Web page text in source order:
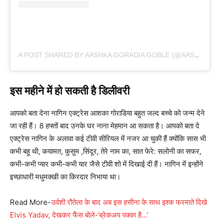
A POST SHARED BY AASHKA GORADIA GOBLE (@AASHKAGORADIA)
इस महीने में हो सकती है डिलीवरी
आपको बता देना नागिन एक्ट्रेस आशका गोराडिया बहुत जल्द बच्चे को जन्म देने
जा रही हैं। 8 हफ्तों बाद उनके घर नाना मेहमान आ सकता है। आपको बता दे
एक्ट्रेस नागिन के अलावा कई टीवी सीरियल में नजर आ चुकी हैं क्योंकि सास भी
कभी बहू थी, कयामत, कुसुम ,सिंदूर, तेरे नाम का, सात फेरे: सलोनी का सफर,
कभी-कभी प्यार कभी-कभी यार जैसे टीवी शो में दिखाई दी हैं। नागिन में इन्होंने
इच्छाधारी मधुमक्खी का किरदार निभाया था।
Read More-उर्वशी रौतेला के बाद अब इस हसीना के साथ इश्क फरमाते दिखे‌
Elvis Yadav, देखकर फैंस बोले-‘ब्रेकअप पक्का है…’